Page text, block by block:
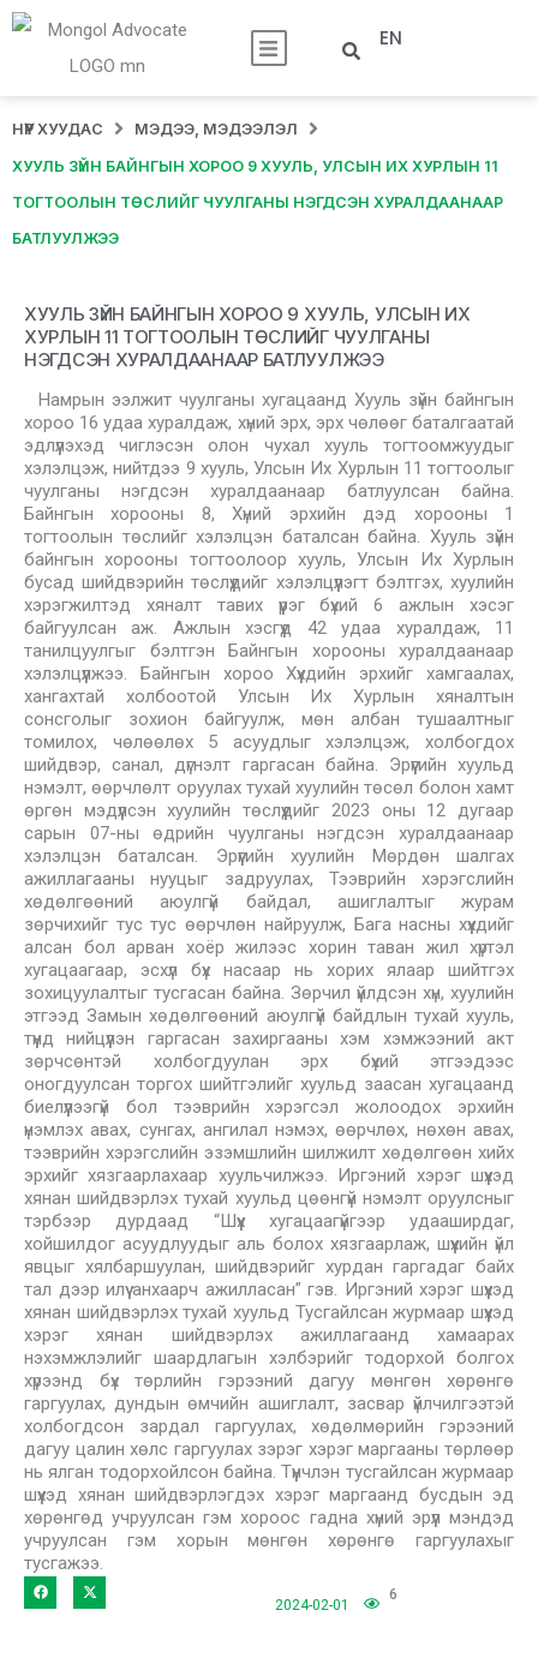
EN
НҮҮР ХУУДАС МЭДЭЭ, МЭДЭЭЛЭЛ
ХУУЛЬ ЗҮЙН БАЙНГЫН ХОРОО 9 ХУУЛЬ, УЛСЫН ИХ ХУРЛЫН 11
ТОГТООЛЫН ТӨСЛИЙГ ЧУУЛГАНЫ НЭГДСЭН ХУРАЛДААНААР
БАТЛУУЛЖЭЭ
ХУУЛЬ ЗҮЙН БАЙНГЫН ХОРОО 9 ХУУЛЬ, УЛСЫН ИХ
ХУРЛЫН 11 ТОГТООЛЫН ТӨСЛИЙГ ЧУУЛГАНЫ
НЭГДСЭН ХУРАЛДААНААР БАТЛУУЛЖЭЭ
Намрын ээлжит чуулганы хугацаанд Хууль зүйн байнгын
хороо 16 удаа хуралдаж, хүний эрх, эрх чөлөөг баталгаатай
эдлүүлэхэд чиглэсэн олон чухал хууль тогтоомжуудыг
хэлэлцэж, нийтдээ 9 хууль, Улсын Их Хурлын 11 тогтоолыг
чуулганы нэгдсэн хуралдаанаар батлуулсан байна.
Байнгын хорооны 8, Хүний эрхийн дэд хорооны 1
тогтоолын төслийг хэлэлцэн баталсан байна. Хууль зүйн
байнгын хорооны тогтоолоор хууль, Улсын Их Хурлын
бусад шийдвэрийн төслүүдийг хэлэлцүүлэгт бэлтгэх, хуулийн
хэрэгжилтэд хяналт тавих үүрэг бүхий 6 ажлын хэсэг
байгуулсан аж. Ажлын хэсгүүд 42 удаа хуралдаж, 11
танилцуулгыг бэлтгэн Байнгын хорооны хуралдаанаар
хэлэлцүүлжээ. Байнгын хороо Хүүхдийн эрхийг хамгаалах,
хангахтай холбоотой Улсын Их Хурлын хяналтын
сонсголыг зохион байгуулж, мөн албан тушаалтныг
томилох, чөлөөлөх 5 асуудлыг хэлэлцэж, холбогдох
шийдвэр, санал, дүгнэлт гаргасан байна. Эрүүгийн хуульд
нэмэлт, өөрчлөлт оруулах тухай хуулийн төсөл болон хамт
өргөн мэдүүлсэн хуулийн төслүүдийг 2023 оны 12 дугаар
сарын 07-ны өдрийн чуулганы нэгдсэн хуралдаанаар
хэлэлцэн баталсан. Эрүүгийн хуулийн Мөрдөн шалгах
ажиллагааны нууцыг задруулах, Тээврийн хэрэгслийн
хөдөлгөөний аюулгүй байдал, ашиглалтыг журам
зөрчихийг тус тус өөрчлөн найруулж, Бага насны хүүхдийг
алсан бол арван хоёр жилээс хорин таван жил хүртэл
хугацаагаар, эсхүл бүх насаар нь хорих ялаар шийтгэх
зохицуулалтыг тусгасан байна. Зөрчил үйлдсэн хүн, хуулийн
этгээд Замын хөдөлгөөний аюулгүй байдлын тухай хууль,
түүнд нийцүүлэн гаргасан захиргааны хэм хэмжээний акт
зөрчсөнтэй холбогдуулан эрх бүхий этгээдээс
оногдуулсан торгох шийтгэлийг хуульд заасан хугацаанд
биелүүлээгүй бол тээврийн хэрэгсэл жолоодох эрхийн
үнэмлэх авах, сунгах, ангилал нэмэх, өөрчлөх, нөхөн авах,
тээврийн хэрэгслийн эзэмшлийн шилжилт хөдөлгөөн хийх
эрхийг хязгаарлахаар хуульчилжээ. Иргэний хэрэг шүүхэд
хянан шийдвэрлэх тухай хуульд цөөнгүй нэмэлт оруулсныг
тэрбээр дурдаад “Шүүх хугацаагүйгээр удааширдаг,
хойшилдог асуудлуудыг аль болох хязгаарлаж, шүүхийн үйл
явцыг хялбаршуулан, шийдвэрийг хурдан гаргадаг байх
тал дээр илүү анхаарч ажилласан” гэв. Иргэний хэрэг шүүхэд
хянан шийдвэрлэх тухай хуульд Тусгайлсан журмаар шүүхэд
хэрэг хянан шийдвэрлэх ажиллагаанд хамаарах
нэхэмжлэлийг шаардлагын хэлбэрийг тодорхой болгох
хүрээнд бүх төрлийн гэрээний дагуу мөнгөн хөрөнгө
гаргуулах, дундын өмчийн ашиглалт, засвар үйлчилгээтэй
холбогдсон зардал гаргуулах, хөдөлмөрийн гэрээний
дагуу цалин хөлс гаргуулах зэрэг хэрэг маргааны төрлөөр
нь ялган тодорхойлсон байна. Түүнчлэн тусгайлсан журмаар
шүүхэд хянан шийдвэрлэгдэх хэрэг маргаанд бусдын эд
хөрөнгөд учруулсан гэм хороос гадна хүний эрүүл мэндэд
учруулсан гэм хорын мөнгөн хөрөнгө гаргуулахыг
тусгажээ.
2024-02-01
6